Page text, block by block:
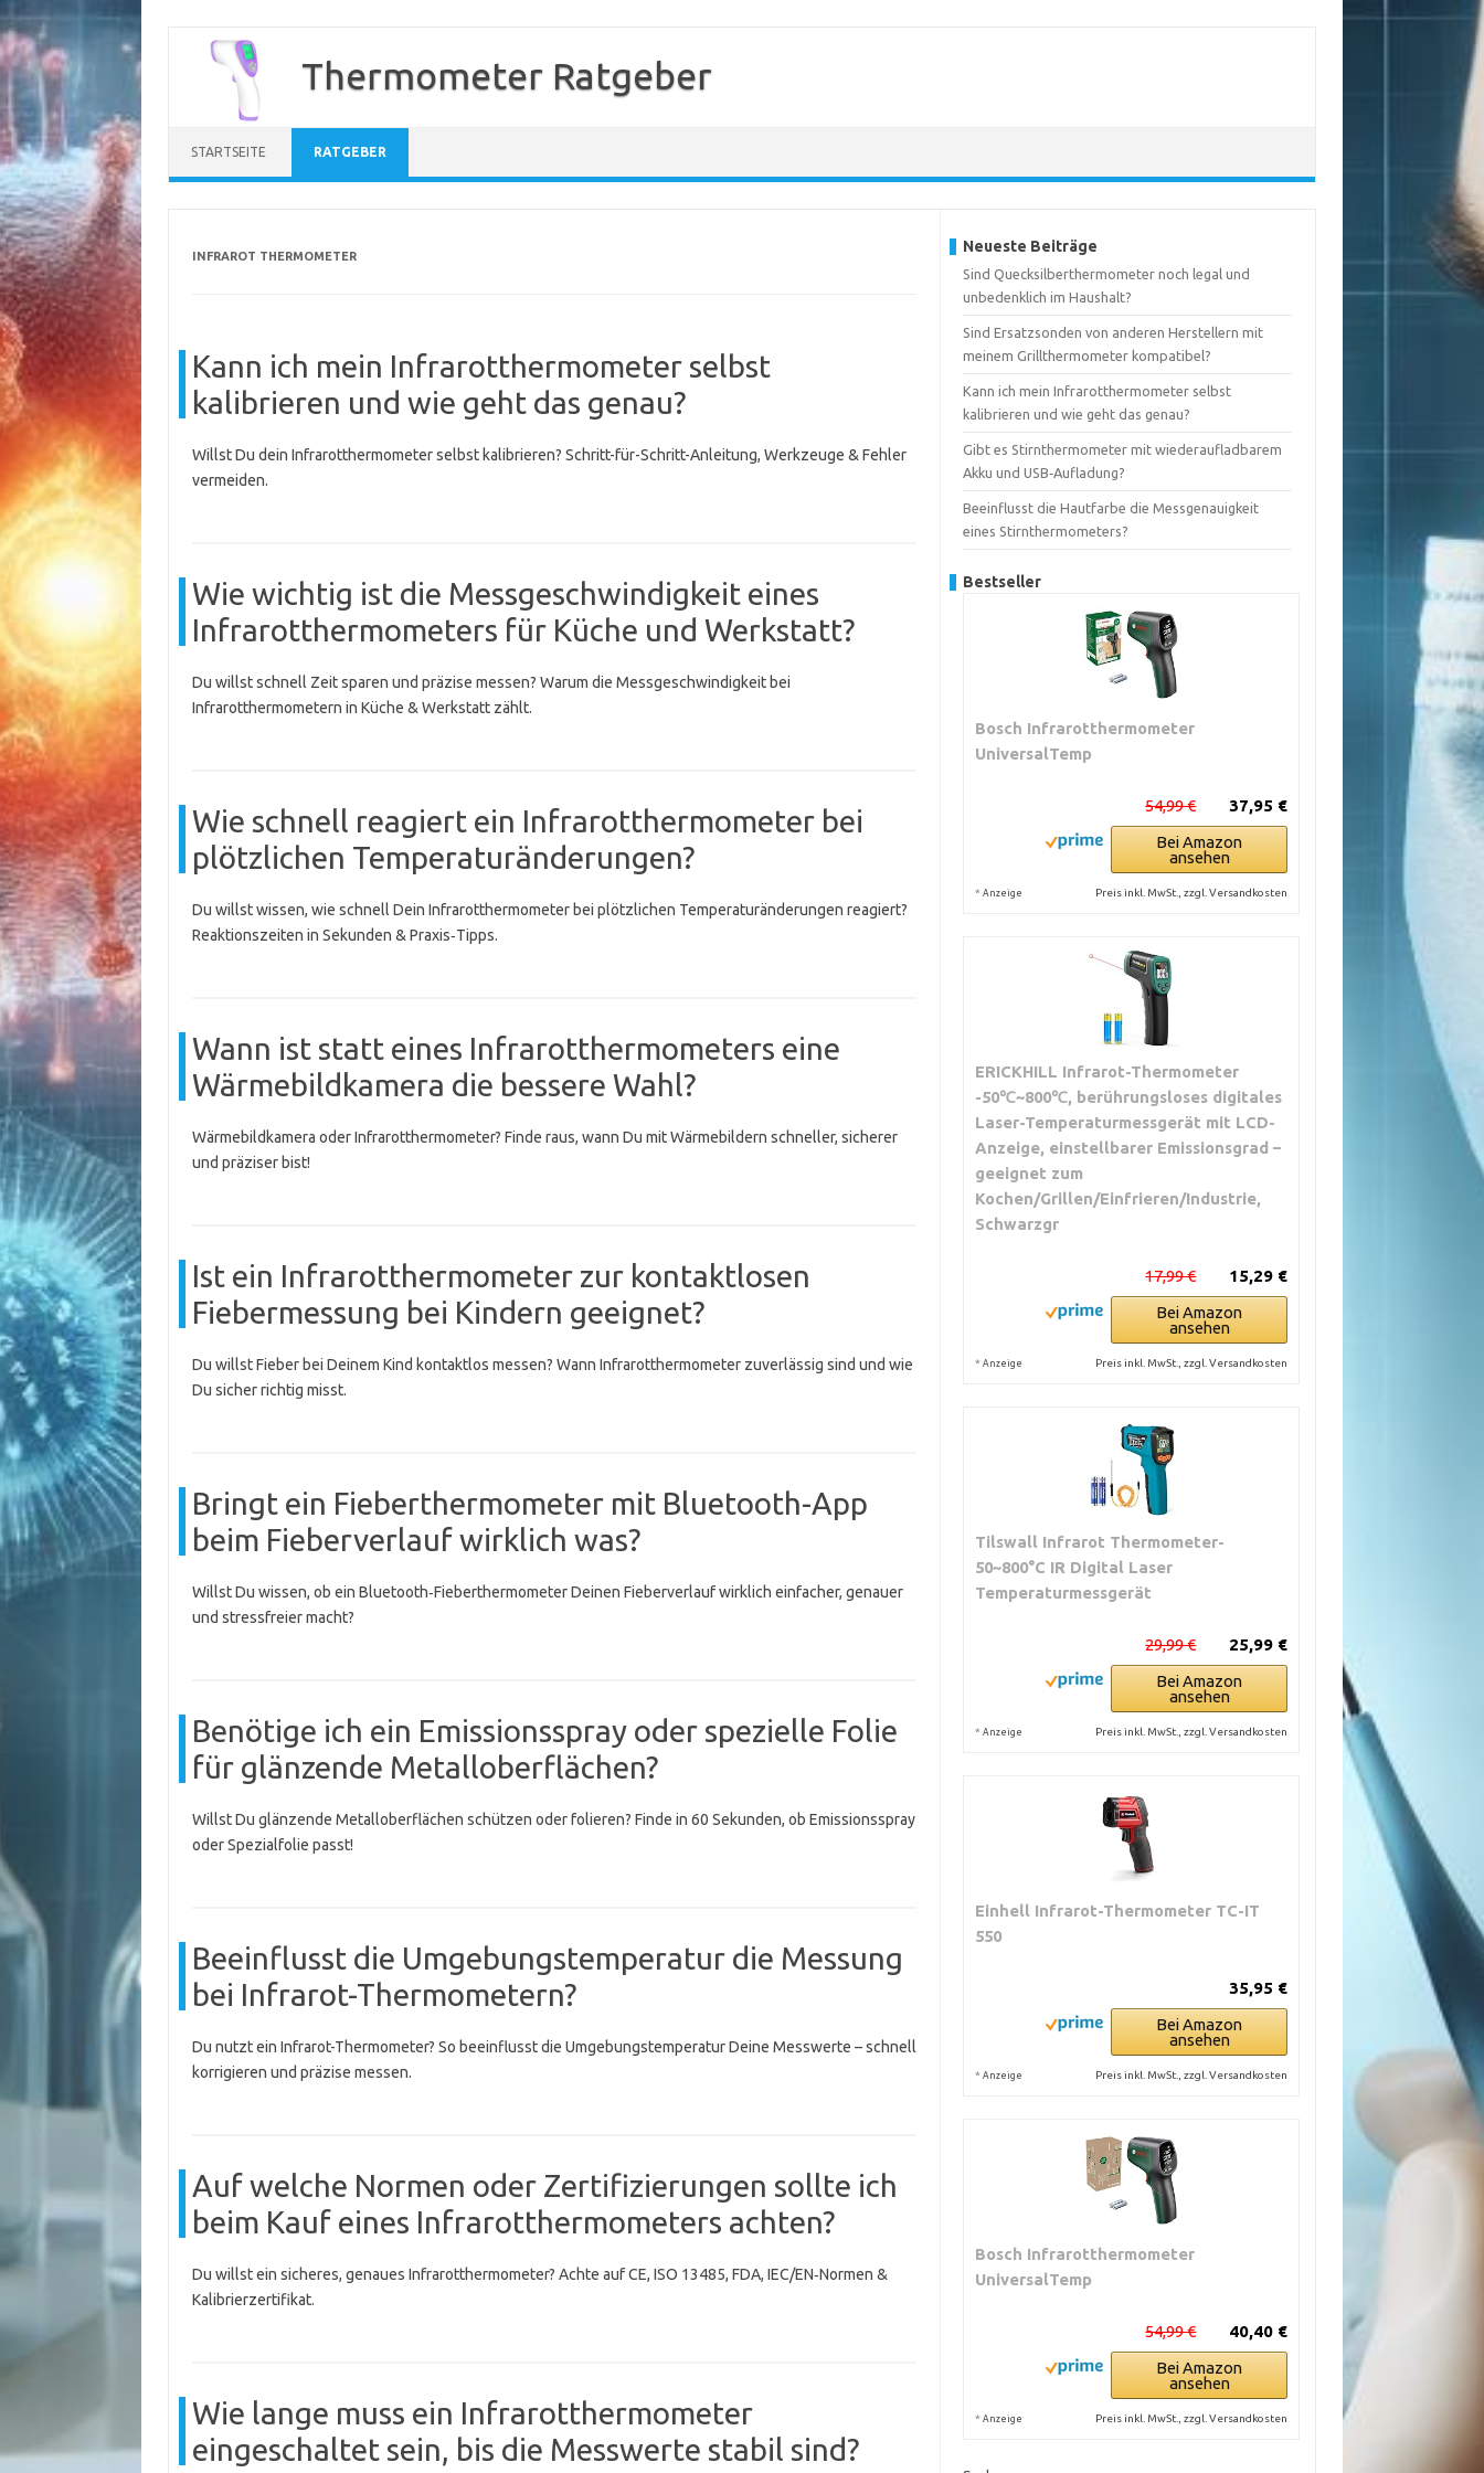
springen
Thermometer Ratgeber
STARTSEITE RATGEBER
INFRAROT THERMOMETER
Kann ich mein Infrarotthermometer selbst
kalibrieren und wie geht das genau?
Willst Du dein Infrarotthermometer selbst kalibrieren? Schritt-für-Schritt-Anleitung, Werkzeuge & Fehler
vermeiden.
Wie wichtig ist die Messgeschwindigkeit eines
Infrarotthermometers für Küche und Werkstatt?
Du willst schnell Zeit sparen und präzise messen? Warum die Messgeschwindigkeit bei
Infrarotthermometern in Küche & Werkstatt zählt.
Wie schnell reagiert ein Infrarotthermometer bei
plötzlichen Temperaturänderungen?
Du willst wissen, wie schnell Dein Infrarotthermometer bei plötzlichen Temperaturänderungen reagiert?
Reaktionszeiten in Sekunden & Praxis‑Tipps.
Wann ist statt eines Infrarotthermometers eine
Wärmebildkamera die bessere Wahl?
Wärmebildkamera oder Infrarotthermometer? Finde raus, wann Du mit Wärmebildern schneller, sicherer
und präziser bist!
Ist ein Infrarotthermometer zur kontaktlosen
Fiebermessung bei Kindern geeignet?
Du willst Fieber bei Deinem Kind kontaktlos messen? Wann Infrarotthermometer zuverlässig sind und wie
Du sicher richtig misst.
Bringt ein Fieberthermometer mit Bluetooth-App
beim Fieberverlauf wirklich was?
Willst Du wissen, ob ein Bluetooth‑Fieberthermometer Deinen Fieberverlauf wirklich einfacher, genauer
und stressfreier macht?
Benötige ich ein Emissionsspray oder spezielle Folie
für glänzende Metalloberflächen?
Willst Du glänzende Metalloberflächen schützen oder folieren? Finde in 60 Sekunden, ob Emissionsspray
oder Spezialfolie passt!
Beeinflusst die Umgebungstemperatur die Messung
bei Infrarot-Thermometern?
Du nutzt ein Infrarot-Thermometer? So beeinflusst die Umgebungstemperatur Deine Messwerte – schnell
korrigieren und präzise messen.
Auf welche Normen oder Zertifizierungen sollte ich
beim Kauf eines Infrarotthermometers achten?
Du willst ein sicheres, genaues Infrarotthermometer? Achte auf CE, ISO 13485, FDA, IEC/EN‑Normen &
Kalibrierzertifikat.
Wie lange muss ein Infrarotthermometer
eingeschaltet sein, bis die Messwerte stabil sind?
Neueste Beiträge
Sind Quecksilberthermometer noch legal und
unbedenklich im Haushalt?
Sind Ersatzsonden von anderen Herstellern mit
meinem Grillthermometer kompatibel?
Kann ich mein Infrarotthermometer selbst
kalibrieren und wie geht das genau?
Gibt es Stirnthermometer mit wiederaufladbarem
Akku und USB‑Aufladung?
Beeinflusst die Hautfarbe die Messgenauigkeit
eines Stirnthermometers?
Bestseller
Bosch Infrarotthermometer
UniversalTemp
37,95 €
54,99 €
Bei Amazon
ansehen
* Anzeige Preis inkl. MwSt., zzgl. Versandkosten
ERICKHILL Infrarot-Thermometer
-50℃~800℃, berührungsloses digitales
Laser-Temperaturmessgerät mit LCD-
Anzeige, einstellbarer Emissionsgrad –
geeignet zum
Kochen/Grillen/Einfrieren/Industrie,
Schwarzgr
15,29 €
17,99 €
Bei Amazon
ansehen
* Anzeige Preis inkl. MwSt., zzgl. Versandkosten
Tilswall Infrarot Thermometer-
50~800°C IR Digital Laser
Temperaturmessgerät
25,99 €
29,99 €
Bei Amazon
ansehen
* Anzeige Preis inkl. MwSt., zzgl. Versandkosten
Einhell Infrarot-Thermometer TC-IT
550
35,95 €
Bei Amazon
ansehen
* Anzeige Preis inkl. MwSt., zzgl. Versandkosten
Bosch Infrarotthermometer
UniversalTemp
40,40 €
54,99 €
Bei Amazon
ansehen
* Anzeige Preis inkl. MwSt., zzgl. Versandkosten